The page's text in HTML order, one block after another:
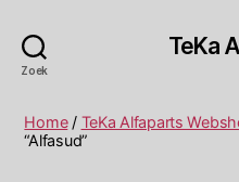
Zoek
TeKa
Home/ TeKa Alfaparts
“Alfasud”